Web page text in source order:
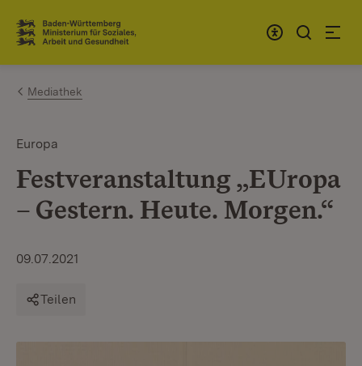
Zum Inhalt springen
Link zur Startseite
Mediathek
Europa
Festveranstaltung „EUropa
– Gestern. Heute. Morgen.“
09.07.2021
Teilen